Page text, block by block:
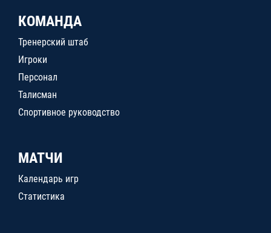
КОМАНДА
Тренерский штаб
Игроки
Персонал
Талисман
Спортивное руководство
МАТЧИ
Календарь игр
Статистика